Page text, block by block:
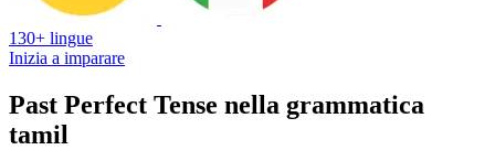
130+ lingue
Inizia a imparare
Past Perfect Tense nella grammatica
tamil